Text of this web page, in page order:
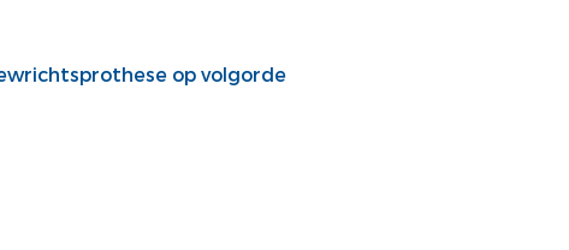
op volgorde